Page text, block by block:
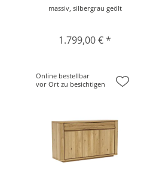
massiv, silbergrau geölt
1.799,00 € *
Online bestellbar
vor Ort zu besichtigen